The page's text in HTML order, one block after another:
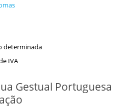
determinada
IVA
Gestual Portuguesa